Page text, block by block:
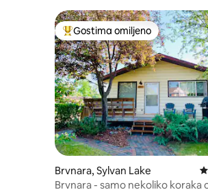
Najuspešniji među gostima
Gostima omiljeno
Brvnara, Sylvan Lake
Brvnara - samo nekoliko koraka